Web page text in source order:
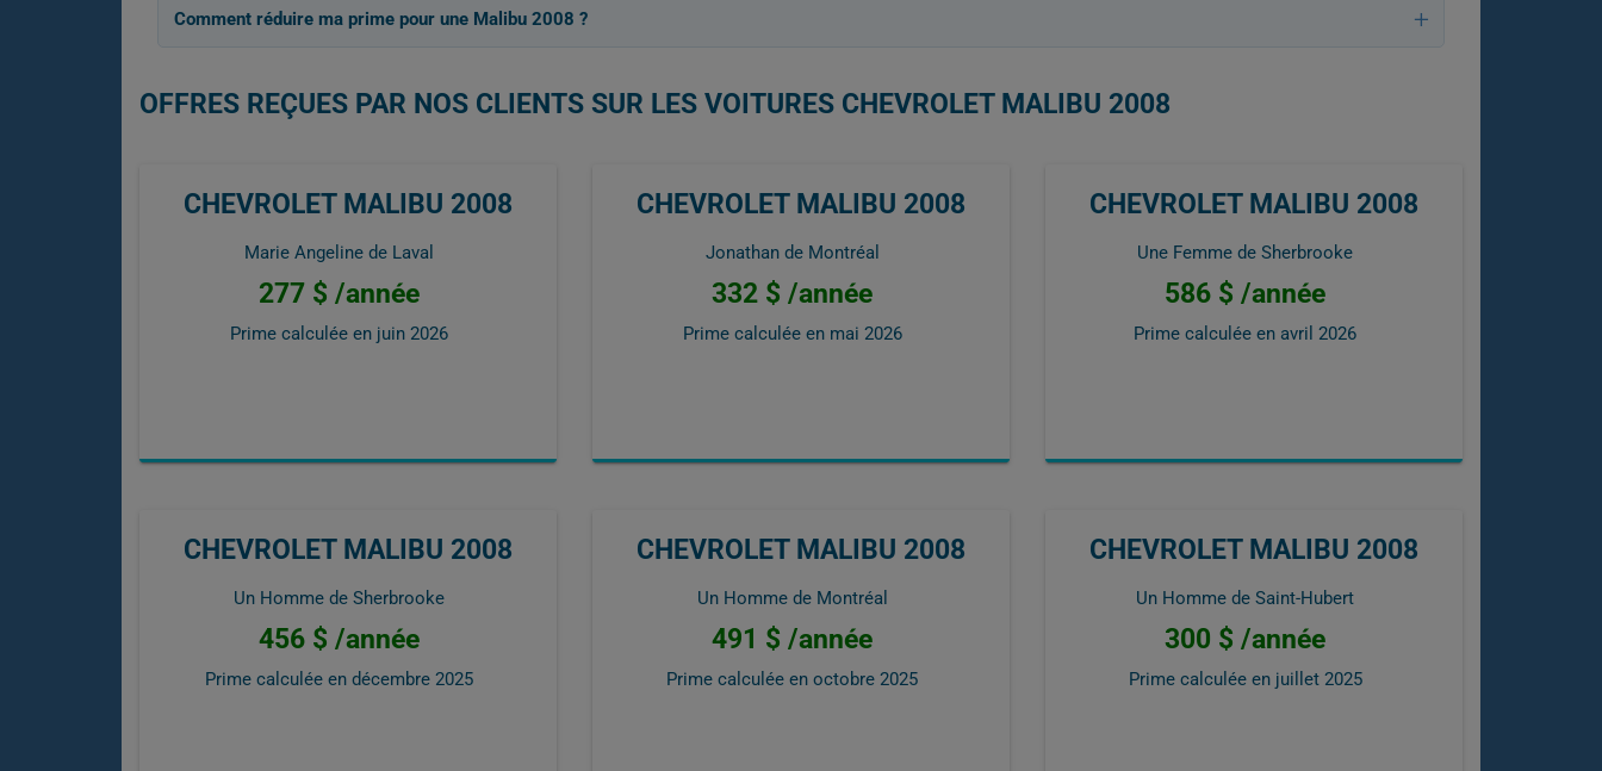
Comment réduire ma prime pour une Malibu 2008 ?
OFFRES REÇUES PAR NOS CLIENTS SUR LES VOITURES CHEVROLET MALIBU 2008
CHEVROLET MALIBU 2008
Marie Angeline de Laval
277 $ /année
Prime calculée en juin 2026
CHEVROLET MALIBU 2008
Jonathan de Montréal
332 $ /année
Prime calculée en mai 2026
CHEVROLET MALIBU 2008
Une Femme de Sherbrooke
586 $ /année
Prime calculée en avril 2026
CHEVROLET MALIBU 2008
Un Homme de Sherbrooke
456 $ /année
Prime calculée en décembre 2025
CHEVROLET MALIBU 2008
Un Homme de Montréal
491 $ /année
Prime calculée en octobre 2025
CHEVROLET MALIBU 2008
Un Homme de Saint-Hubert
300 $ /année
Prime calculée en juillet 2025